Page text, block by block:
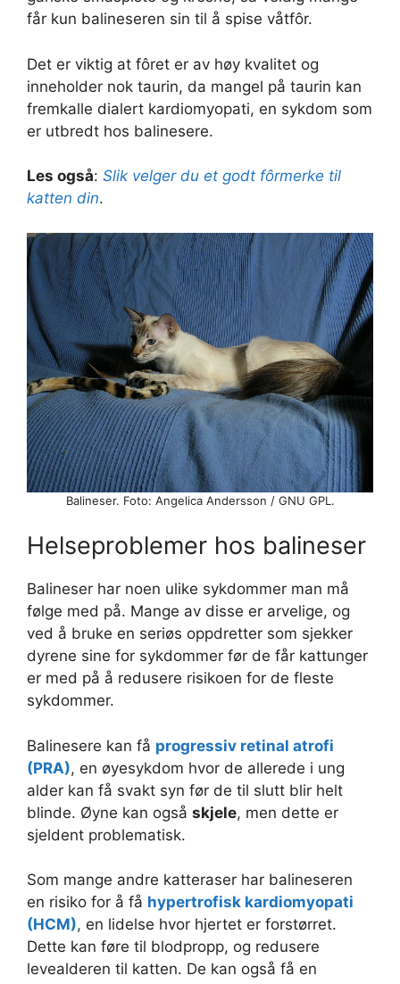
får kun balineseren sin til å spise våtfôr.
Det er viktig at fôret er av høy kvalitet og
inneholder nok taurin, da mangel på taurin kan
fremkalle dialert kardiomyopati, en sykdom som
er utbredt hos balinesere.
Les også: Slik velger du et godt fôrmerke til
katten din.
Balineser. Foto: Angelica Andersson / GNU GPL.
Helseproblemer hos balineser
Balineser har noen ulike sykdommer man må
følge med på. Mange av disse er arvelige, og
ved å bruke en seriøs oppdretter som sjekker
dyrene sine for sykdommer før de får kattunger
er med på å redusere risikoen for de fleste
sykdommer.
Balinesere kan få progressiv retinal atrofi
(PRA), en øyesykdom hvor de allerede i ung
alder kan få svakt syn før de til slutt blir helt
blinde. Øyne kan også skjele, men dette er
sjeldent problematisk.
Som mange andre katteraser har balineseren
en risiko for å få hypertrofisk kardiomyopati
(HCM), en lidelse hvor hjertet er forstørret.
Dette kan føre til blodpropp, og redusere
levealderen til katten. De kan også få en